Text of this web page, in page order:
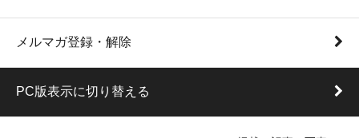
メルマガ登録・解除
PC版表示に切り替える